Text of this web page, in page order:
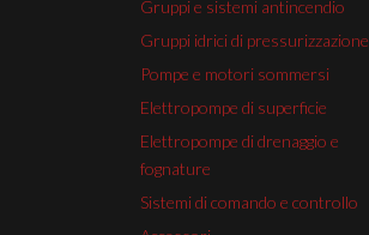
Gruppi e sistemi antincendio
Gruppi idrici di pressurizzazione
Pompe e motori sommersi
Elettropompe di superficie
Elettropompe di drenaggio e
fognature
Sistemi di comando e controllo